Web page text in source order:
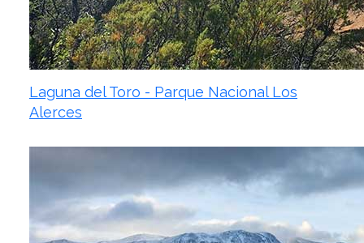
Laguna del Toro - Parque Nacional Los
Alerces